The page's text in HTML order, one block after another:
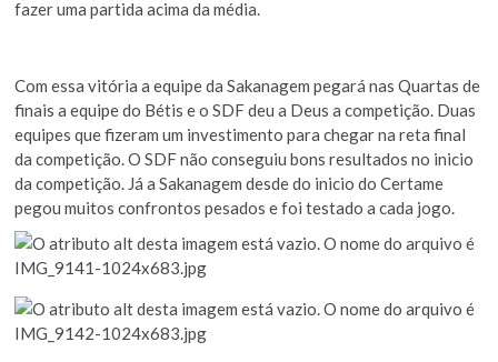
fazer uma partida acima da média.
Com essa vitória a equipe da Sakanagem pegará nas Quartas de
finais a equipe do Bétis e o SDF deu a Deus a competição. Duas
equipes que fizeram um investimento para chegar na reta final
da competição. O SDF não conseguiu bons resultados no inicio
da competição. Já a Sakanagem desde do inicio do Certame
pegou muitos confrontos pesados e foi testado a cada jogo.